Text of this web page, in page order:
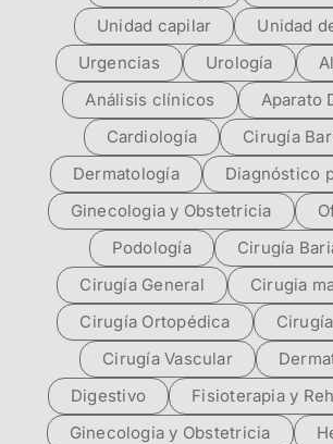
Unidad capilar
Unidad
Urgencias
Urología
Análisis clínicos
Aparato
Cardiología
Cirugía
Dermatología
Diagnóstico
Ginecologia y Obstetricia
Podología
Cirugía
Cirugía General
Cirugia
Cirugía Ortopédica
Cirugía Vascular
Digestivo
Fisioterapia y
Ginecologia y Obstetricia